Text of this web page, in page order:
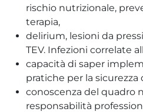
rischio nutrizionale,
terapia,
delirium, lesioni da
TEV. Infezioni correlate
capacità di saper
pratiche per la sicurezza
conoscenza del quadro
responsabilità